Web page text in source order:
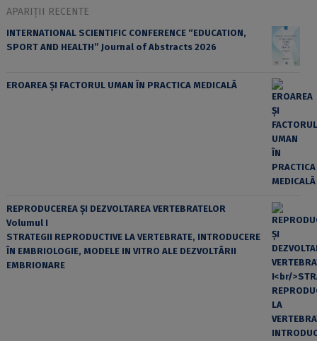
APARIȚII RECENTE
INTERNATIONAL SCIENTIFIC CONFERENCE “EDUCATION,
SPORT AND HEALTH” Journal of Abstracts 2026
EROAREA ȘI FACTORUL UMAN ÎN PRACTICA MEDICALĂ
REPRODUCEREA ȘI DEZVOLTAREA VERTEBRATELOR
Volumul I
STRATEGII REPRODUCTIVE LA VERTEBRATE, INTRODUCERE
ÎN EMBRIOLOGIE, MODELE IN VITRO ALE DEZVOLTĂRII
EMBRIONARE